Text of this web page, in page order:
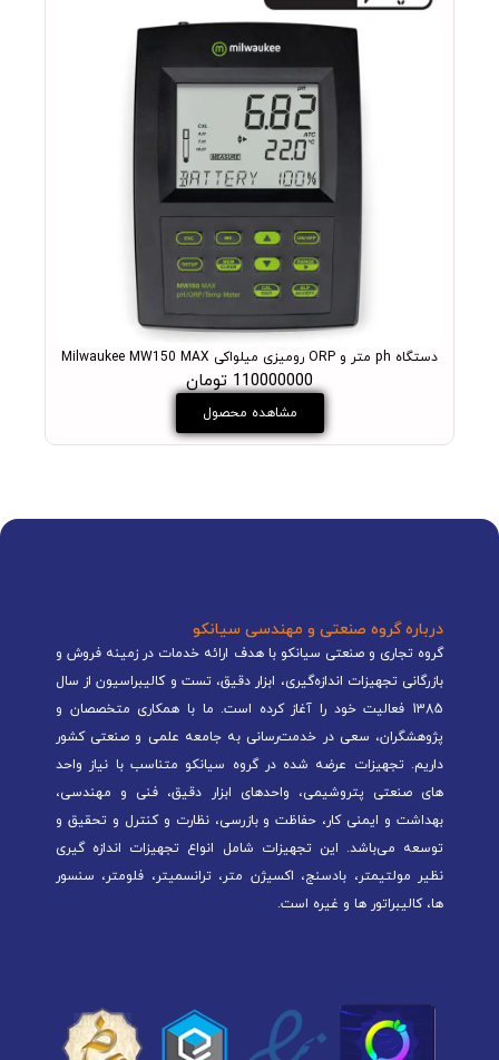
دستگاه ph متر و ORP رومیزی میلواکی Milwaukee MW150 MAX
110000000 تومان
مشاهده محصول
درباره گروه صنعتی و مهندسی سیانکو
گروه تجاری و صنعتی سیانکو با هدف ارائه خدمات در زمینه فروش و
بازرگانی تجهیزات اندازه‌گیری، ابزار دقیق، تست و کالیبراسیون از سال
1385 فعالیت خود را آغاز کرده است. ما با همکاری متخصصان و
پژوهشگران، سعی در خدمت‌رسانی به جامعه علمی و صنعتی کشور
داریم. تجهیزات عرضه شده در گروه سیانکو متناسب با نیاز واحد
های صنعتی پتروشیمی، واحدهای ابزار دقیق، فنی و مهندسی،
بهداشت و ایمنی کار، حفاظت و بازرسی، نظارت و کنترل و تحقیق و
توسعه می‌باشد. این تجهیزات شامل انواع تجهیزات اندازه گیری
نظیر مولتیمتر، بادسنج، اکسیژن متر، ترانسمیتر، فلومتر، سنسور
ها، کالیبراتور ها و غیره است.